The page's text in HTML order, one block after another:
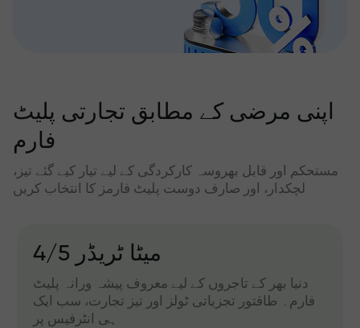
اپنی مرضی کے مطابق تجارتی پلیٹ
فارم
مستحکم اور قابل بھروسہ کارکردگی کے لیے تیار کیے گئے تیز،
لچکدار، اور صارف دوست پلیٹ فارمز کا انتخاب کریں
میٹا ٹریڈر 4/5
دنیا بھر کے تاجروں کے لیے معروف پیشہ ورانہ پلیٹ
فارم۔ طاقتور تجزیاتی ٹولز اور تیز تجارت، سب ایک
ہی انٹرفیس پر